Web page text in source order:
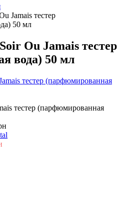
Jamais тестер
50 мл
Ou Jamais тестер
вода) 50 мл
тестер (парфюмированная